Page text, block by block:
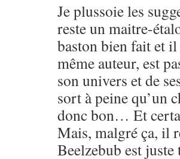
Je plussoie les
reste un maitre-
baston bien fait et
même auteur, est
son univers et de
sort à peine qu’un
donc bon… Et
Mais, malgré ça, il
Beelzebub est juste